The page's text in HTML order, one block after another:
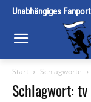
Unabhängiges
Start Schlagworte
Schlagwort: tv